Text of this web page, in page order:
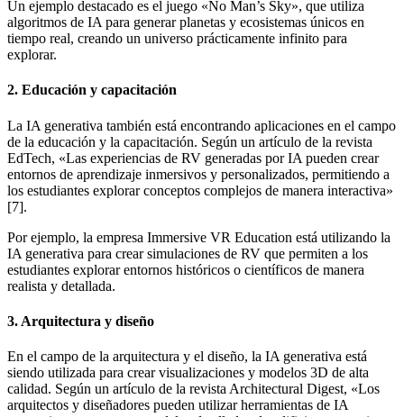
Un ejemplo destacado es el juego «No Man’s Sky», que utiliza
algoritmos de IA para generar planetas y ecosistemas únicos en
tiempo real, creando un universo prácticamente infinito para
explorar.
2. Educación y capacitación
La IA generativa también está encontrando aplicaciones en el campo
de la educación y la capacitación. Según un artículo de la revista
EdTech, «Las experiencias de RV generadas por IA pueden crear
entornos de aprendizaje inmersivos y personalizados, permitiendo a
los estudiantes explorar conceptos complejos de manera interactiva»
[7].
Por ejemplo, la empresa Immersive VR Education está utilizando la
IA generativa para crear simulaciones de RV que permiten a los
estudiantes explorar entornos históricos o científicos de manera
realista y detallada.
3. Arquitectura y diseño
En el campo de la arquitectura y el diseño, la IA generativa está
siendo utilizada para crear visualizaciones y modelos 3D de alta
calidad. Según un artículo de la revista Architectural Digest, «Los
arquitectos y diseñadores pueden utilizar herramientas de IA